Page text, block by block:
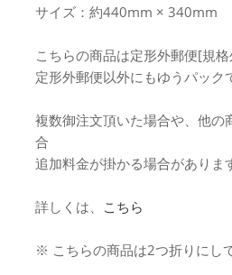
サイズ：約440mm × 340mm
こちらの商品は定形外郵便[規
定形外郵便以外にもゆうパック
複数御注文頂いた場合や、他
合
追加料金が掛かる場合がありま
詳しくは、 こちら
※ こちらの商品は2つ折りにし